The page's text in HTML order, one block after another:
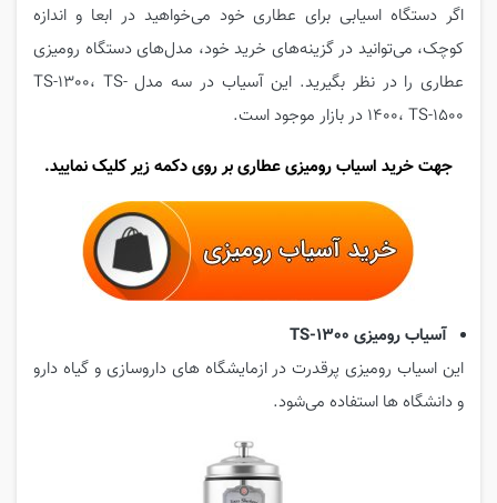
اگر دستگاه اسیابی برای عطاری خود می‌خواهید در ابعا و اندازه
کوچک، می‌توانید در گزینه‌های خرید خود، مدل‌های دستگاه رومیزی
عطاری را در نظر بگیرید. این آسیاب در سه مدل TS-1300، TS-
1400، TS-1500 در بازار موجود است.
جهت خرید اسیاب رومیزی عطاری بر روی دکمه زیر کلیک نمایید.
آسیاب رومیزی TS-1300
این اسیاب رومیزی پرقدرت در ازمایشگاه های داروسازی و گیاه دارو
و دانشگاه ها استفاده می‌شود.